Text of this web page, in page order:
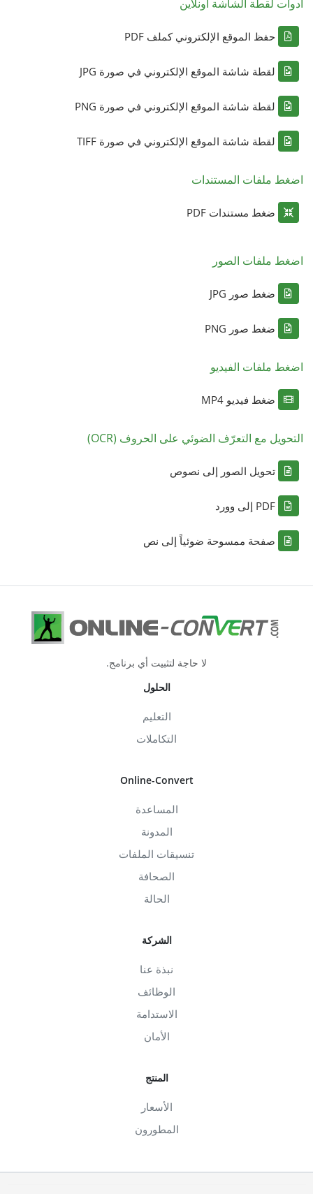
أدوات لقطة الشاشة أونلاين
حفظ الموقع الإلكتروني كملف PDF
لقطة شاشة الموقع الإلكتروني في صورة JPG
لقطة شاشة الموقع الإلكتروني في صورة PNG
لقطة شاشة الموقع الإلكتروني في صورة TIFF
اضغط ملفات المستندات
ضغط مستندات PDF
اضغط ملفات الصور
ضغط صور JPG
ضغط صور PNG
اضغط ملفات الفيديو
ضغط فيديو MP4
التحويل مع التعرّف الضوئي على الحروف (OCR)
تحويل الصور إلى نصوص
PDF إلى وورد
صفحة ممسوحة ضوئياً إلى نص
لا حاجة لتثبيت أي برنامج.
الحلول
التعليم
التكاملات
Online-Convert
المساعدة
المدونة
تنسيقات الملفات
الصحافة
الحالة
الشركة
نبذة عنا
الوظائف
الاستدامة
الأمان
المنتج
الأسعار
المطورون